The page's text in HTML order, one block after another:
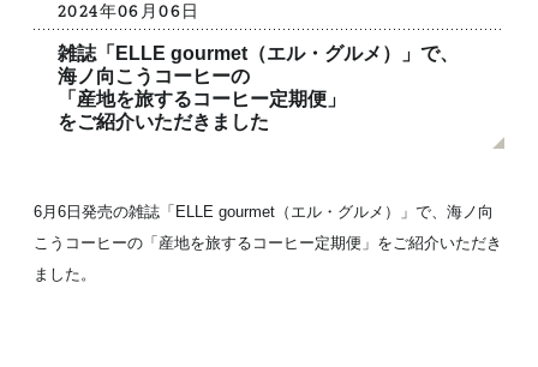
2024年06月06日
雑誌「ELLE gourmet（エル・グルメ）」で、
海ノ向こうコーヒーの
「産地を旅するコーヒー定期便」
をご紹介いただきました
6月6日発売の雑誌「ELLE gourmet（エル・グルメ）」で、海ノ向
こうコーヒーの「産地を旅するコーヒー定期便」をご紹介いただき
ました。